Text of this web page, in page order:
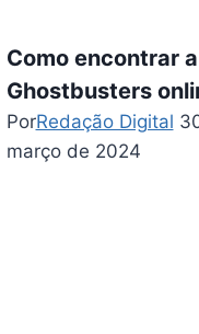
Como encontrar
Ghostbusters
PorRedação Digital
março de 2024